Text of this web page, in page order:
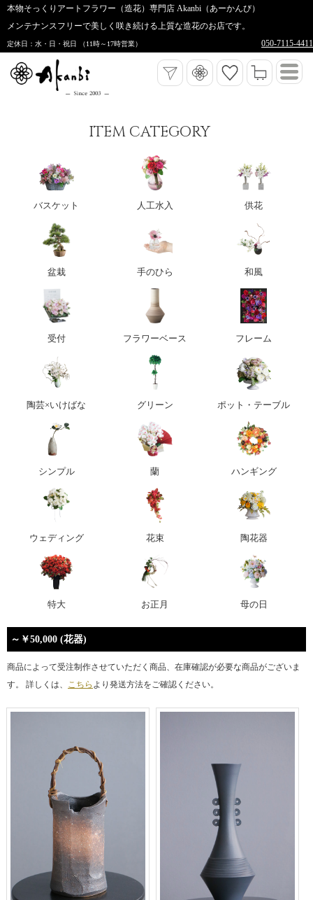
本物そっくりアートフラワー（造花）専門店 Akanbi（あーかんび）
メンテナンスフリーで美しく咲き続ける上質な造花のお店です。
定休日：水・日・祝日 （11時～17時営業） 050-7115-4411
ITEM CATEGORY
バスケット 人工水入 供花
盆栽 手のひら 和風
受付 フラワーベース フレーム
陶芸×いけばな グリーン ポット・テーブル
シンプル 蘭 ハンギング
ウェディング 花束 陶花器
特大 お正月 母の日
～￥50,000 (花器)
商品によって受注制作させていただく商品、在庫確認が必要な商品がございま
す。 詳しくは、 こちら より発送方法をご確認ください。